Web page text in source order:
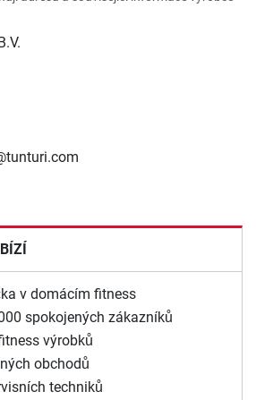
v domácím fitness
spokojených zákazníků
výrobků
obchodů
techniků